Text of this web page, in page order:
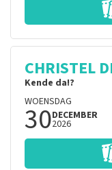
CHRISTEL
Kende da!?
WOENSDAG
30DECEMBER
2026